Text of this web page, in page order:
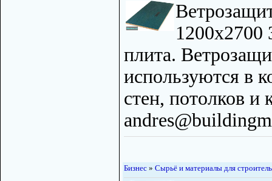
1200x2700
плита.
используются в
стен, потолков
Бизнес » Сырьё и материалы для